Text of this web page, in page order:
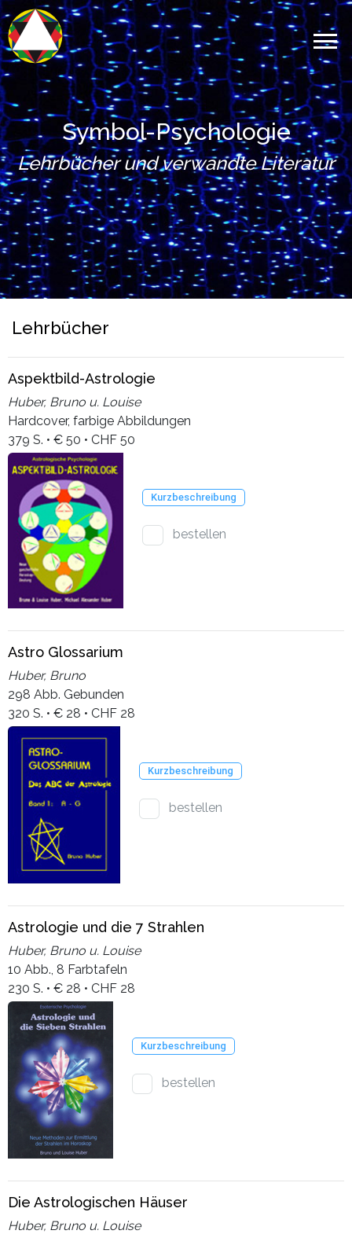
Symbol-Psychologie
Lehrbücher und verwandte Literatur
Lehrbücher
Aspektbild-Astrologie
Huber, Bruno u. Louise
Hardcover, farbige Abbildungen
379 S. • € 50 • CHF 50
Kurzbeschreibung
bestellen
Astro Glossarium
Huber, Bruno
298 Abb. Gebunden
320 S. • € 28 • CHF 28
Kurzbeschreibung
bestellen
Astrologie und die 7 Strahlen
Huber, Bruno u. Louise
10 Abb., 8 Farbtafeln
230 S. • € 28 • CHF 28
Kurzbeschreibung
bestellen
Die Astrologischen Häuser
Huber, Bruno u. Louise